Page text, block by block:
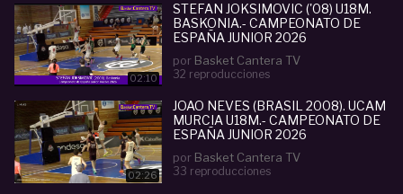
02:10
STEFAN JOKSIMOVIC ('08) U18M.
BASKONIA.- CAMPEONATO DE
ESPAÑA JUNIOR 2026
por Basket Cantera TV
32 reproducciones
02:26
JOAO NEVES (BRASIL 2008). UCAM
MURCIA U18M.- CAMPEONATO DE
ESPAÑA JUNIOR 2026
por Basket Cantera TV
33 reproducciones